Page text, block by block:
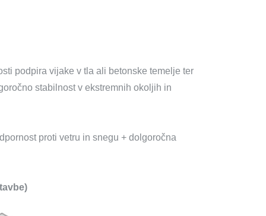
podpira vijake v tla ali betonske temelje ter
stabilnost v ekstremnih okoljih in
proti vetru in snegu + dolgoročna